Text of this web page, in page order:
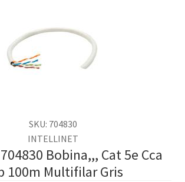
SKU: 704830
INTELLINET
Bobina,,, Cat 5e Cca
100m Multifilar Gris